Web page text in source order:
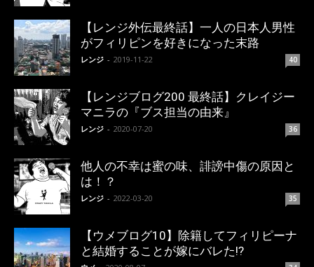
【レンジ外伝最終話】一人の日本人男性
がフィリピンを好きになった末路
レンジ - 2019-11-22 40
【レンジブログ200 最終話】クレイジー
マニラの『ブス担当の由来』
レンジ - 2020-07-20 36
他人の不幸は蜜の味、誹謗中傷の原因と
は！？
レンジ - 2022-03-20 35
【ウメブログ10】除籍してフィリピーナ
と結婚することが嫁にバレた!?